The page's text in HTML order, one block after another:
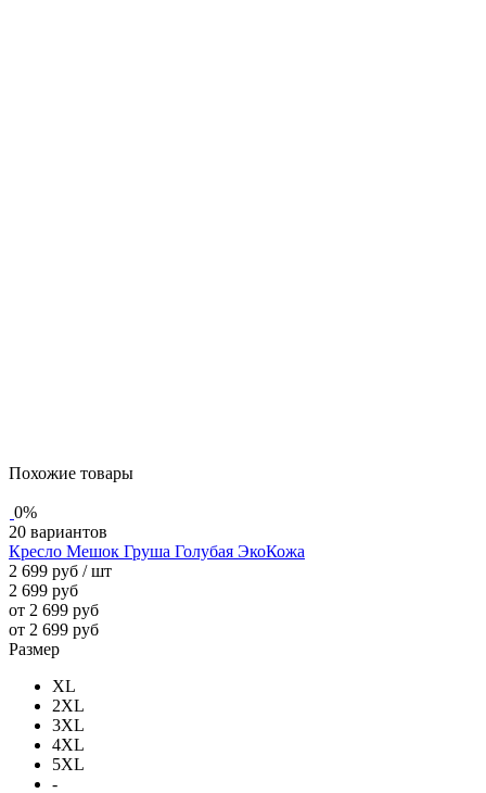
Похожие товары
0%
20 вариантов
Кресло Мешок Груша Голубая ЭкоКожа
2 699 руб / шт
2 699 руб
от 2 699 руб
от 2 699 руб
Размер
XL
2XL
3XL
4XL
5XL
-